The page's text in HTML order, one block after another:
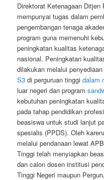
Direktorat Ketenagaan
mempunyai tugas dalam
pengembangan tenaga
program guna memenuhi
peningkatan kualitas
nasional. Peningkatan
dilakukan melalui
S3 di perguruan tinggidalam
luar negeri dan program
kebutuhan peningkatan
pada tahap pendidikan
beasiswa untuk studi lanjut
spesialis (PPDS). Oleh
melalui pendanaan lewat
Tinggi telah menyiapkan
dan calon dosen institusi
Tinggi Negeri maupun